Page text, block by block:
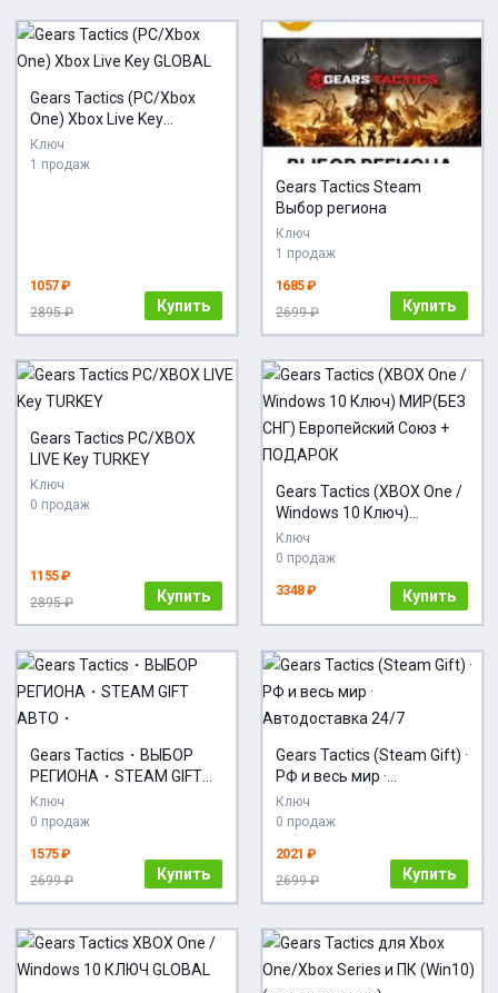
Gears Tactics (PC/Xbox
One) Xbox Live Key
GLOBAL
Ключ
1 продаж
1057 ₽
2895 ₽
Купить
Gears Tactics Steam
Выбор региона
Ключ
1 продаж
1685 ₽
2699 ₽
Купить
Gears Tactics PC/XBOX
LIVE Key TURKEY
Ключ
0 продаж
1155 ₽
2895 ₽
Купить
Gears Tactics (XBOX One /
Windows 10 Ключ)
МИР(БЕЗ СНГ)
Европейский Союз +
Ключ
0 продаж
3348 ₽ Купить
Gears Tactics・ВЫБОР
РЕГИОНА・STEAM GIFT
АВТО・
Ключ
0 продаж
1575 ₽
2699 ₽
Купить
Gears Tactics (Steam Gift) ·
РФ и весь мир ·
Автодоставка 24/7
Ключ
0 продаж
2021 ₽
2699 ₽
Купить